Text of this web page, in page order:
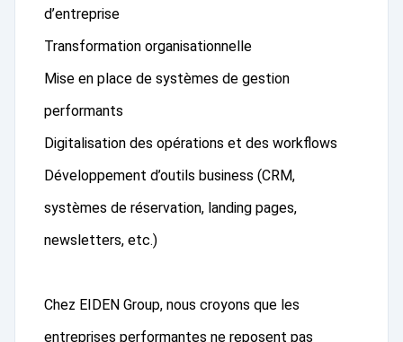
d’entreprise
Transformation organisationnelle
Mise en place de systèmes de gestion
performants
Digitalisation des opérations et des workflows
Développement d’outils business (CRM,
systèmes de réservation, landing pages,
newsletters, etc.)
Chez EIDEN Group, nous croyons que les
entreprises performantes ne reposent pas